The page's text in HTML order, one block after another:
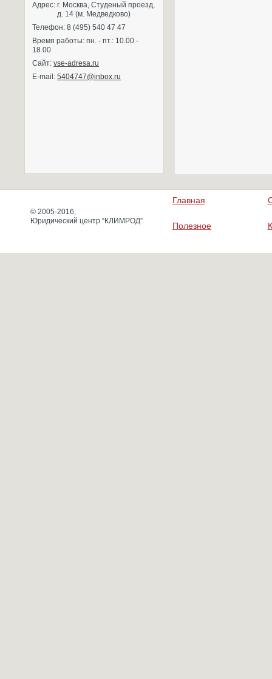
Адрес: г. Москва, Студеный проезд,
д. 14 (м. Медведково)
Телефон: 8 (495) 540 47 47
Время работы: пн. - пт.: 10.00 -
18.00
Сайт: vse-adresa.ru
E-mail: 5404747@inbox.ru
© 2005-2016,
Юридический центр “КЛИМРОД”
Главная
Полезное